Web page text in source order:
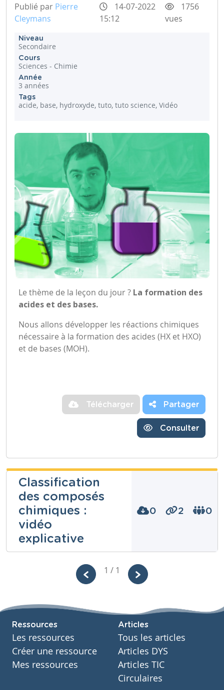
Publié par Pierre
Cleymans
14-07-2022
15:12
1756
vues
Niveau
Secondaire
Cours
Sciences - Chimie
Année
3 années
Tags
acide, base, hydroxyde, tuto, tuto science, Vidéo
Le thème de la leçon du jour ? La formation des
acides et des bases.
Nous allons développer les réactions chimiques
nécessaire à la formation des acides (HX et HXO)
et de bases (MOH).
Télécharger Partager
Consulter
Classification
des composés
chimiques :
vidéo
explicative
0 2 0
Cours
Année
3 années
Tags
acide, base, chimie, classification, corps purs,
hétérogène, homogène, hydroxyde, matière,
mendeliev, tuto, tuto science, Vidéo
1 / 1
Ressources
Les ressources
Créer une ressource
Mes ressources
Articles
Tous les articles
Articles DYS
Articles TIC
Circulaires